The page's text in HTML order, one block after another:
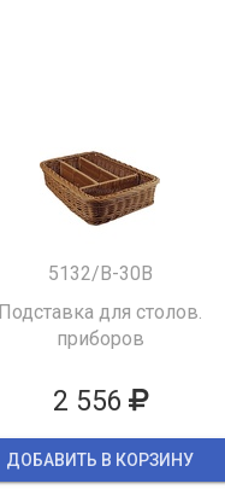
5132/B-30B
Подставка для столов.
приборов
2 556
ДОБАВИТЬ В КОРЗИНУ